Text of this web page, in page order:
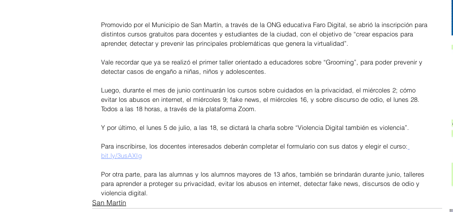
Promovido por el Municipio de San Martín, a través de la ONG educativa Faro Digital, se abrió la inscripción para
distintos cursos gratuitos para docentes y estudiantes de la ciudad, con el objetivo de “crear espacios para
aprender, detectar y prevenir las principales problemáticas que genera la virtualidad”.
Vale recordar que ya se realizó el primer taller orientado a educadores sobre “Grooming”, para poder prevenir y
detectar casos de engaño a niñas, niños y adolescentes.
Luego, durante el mes de junio continuarán los cursos sobre cuidados en la privacidad, el miércoles 2; cómo
evitar los abusos en internet, el miércoles 9; fake news, el miércoles 16, y sobre discurso de odio, el lunes 28.
Todos a las 18 horas, a través de la plataforma Zoom.
Y por último, el lunes 5 de julio, a las 18, se dictará la charla sobre “Violencia Digital también es violencia”.
Para inscribirse, los docentes interesados deberán completar el formulario con sus datos y elegir el curso:
bit.ly/3usAXIg
Por otra parte, para las alumnas y los alumnos mayores de 13 años, también se brindarán durante junio, talleres
para aprender a proteger su privacidad, evitar los abusos en internet, detectar fake news, discursos de odio y
violencia digital.
San Martín